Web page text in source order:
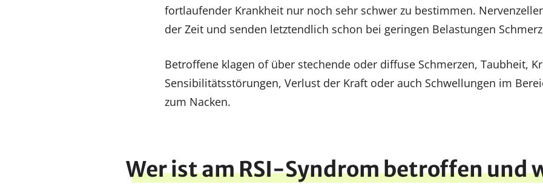
fortlaufender Krankheit nur noch sehr schwer zu bestimmen.
der Zeit und senden letztendlich schon bei geringen Belastungen
Betroffene klagen of über stechende oder diffuse Schmerzen, Taubheit,
Sensibilitätsstörungen, Verlust der Kraft oder auch Schwellungen im
zum Nacken.
Wer ist am RSI-Syndrom betroffen und